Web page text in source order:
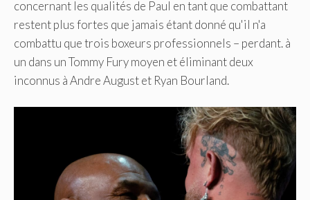
concernant les qualités de Paul en tant que combattant
restent plus fortes que jamais étant donné qu'il n'a
combattu que trois boxeurs professionnels – perdant. à
un dans un Tommy Fury moyen et éliminant deux
inconnus à Andre August et Ryan Bourland.